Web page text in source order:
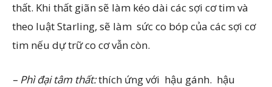
thất. Khi thất giãn sẽ làm kéo dài các sợi cơ tim và
theo luật Starling, sẽ làm ­ sức co bóp của các sợi cơ
tim nếu dự trữ co cơ vẫn còn.
– Phì đại tâm thất:thích ứng với ­ hậu gánh. ­ hậu